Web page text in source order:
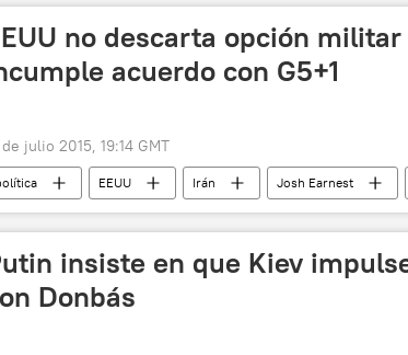
no descarta opción
acuerdo con G5+1
de julio 2015, 19:14 GMT
EEUU Irán Josh Earnest
nuclear de Irán
noticias
insiste en que Kiev
Donbás